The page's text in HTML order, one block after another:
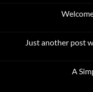
Just another post
A